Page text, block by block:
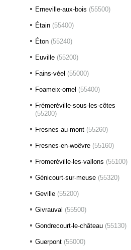
Erneville-aux-bois (55500)
Étain (55400)
Éton (55240)
Euville (55200)
Fains-véel (55000)
Foameix-ornel (55400)
Frémeréville-sous-les-côtes
(55200)
Fresnes-au-mont (55260)
Fresnes-en-woëvre (55160)
Fromeréville-les-vallons (55100)
Génicourt-sur-meuse (55320)
Geville (55200)
Givrauval (55500)
Gondrecourt-le-château (55130)
Guerpont (55000)